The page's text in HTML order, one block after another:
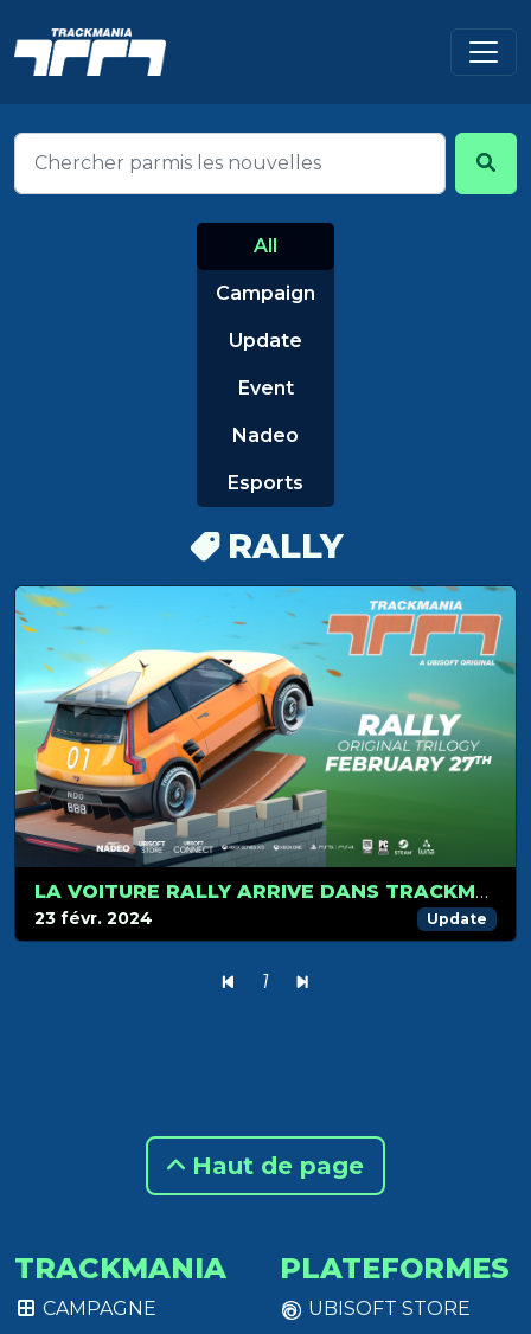
All
Campaign
Update
Event
Nadeo
Esports
RALLY
LA VOITURE RALLY ARRIVE DANS TRACKMANIA LE 27 FÉVRIER !
23 févr. 2024 Update
1
Haut de page
TRACKMANIA
CAMPAGNE
PLATEFORMES
UBISOFT STORE